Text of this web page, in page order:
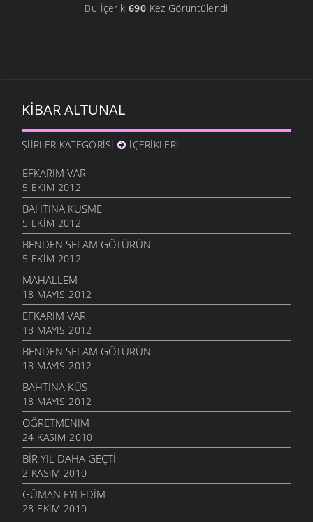
Bu İçerik 690Kez Görüntülendi
KIBAR ALTUNAL
ŞIIRLER KATEGORISI İÇERIKLERI
EFKARIM VAR
5 EKIM 2012
BAHTINA KÜSME
5 EKIM 2012
BENDEN SELAM GÖTÜRÜN
5 EKIM 2012
MAHALLEM
18 MAYIS 2012
EFKARIM VAR
18 MAYIS 2012
BENDEN SELAM GÖTÜRÜN
18 MAYIS 2012
BAHTINA KÜS
18 MAYIS 2012
ÖĞRETMENIM
24 KASIM 2010
BIR YIL DAHA GEÇTI
2 KASIM 2010
GÜMAN EYLEDIM
28 EKIM 2010